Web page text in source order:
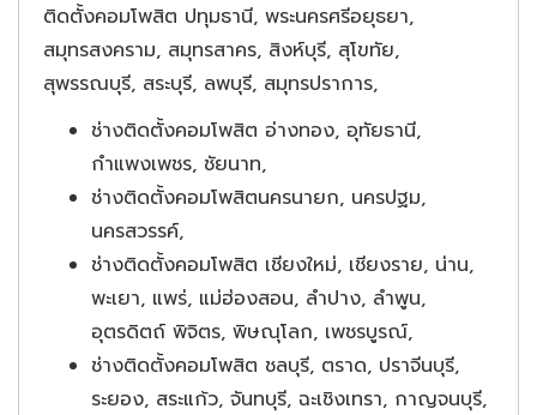
ติดตั้งคอมโพสิต ปทุมธานี, พระนครศรีอยุธยา,
สมุทรสงคราม, สมุทรสาคร, สิงห์บุรี, สุโขทัย,
สุพรรณบุรี, สระบุรี, ลพบุรี, สมุทรปราการ,
ช่างติดตั้งคอมโพสิต อ่างทอง, อุทัยธานี,
กำแพงเพชร, ชัยนาท,
ช่างติดตั้งคอมโพสิตนครนายก, นครปฐม,
นครสวรรค์,
ช่างติดตั้งคอมโพสิต เชียงใหม่, เชียงราย, น่าน,
พะเยา, แพร่, แม่ฮ่องสอน, ลำปาง, ลำพูน,
อุตรดิตถ์ พิจิตร, พิษณุโลก, เพชรบูรณ์,
ช่างติดตั้งคอมโพสิต ชลบุรี, ตราด, ปราจีนบุรี,
ระยอง, สระแก้ว, จันทบุรี, ฉะเชิงเทรา, กาญจนบุรี,